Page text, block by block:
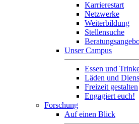
Karrierestart
Netzwerke
Weiterbildung
Stellensuche
Unser Campus
Essen und
Läden und
Freizeit gestalten
Engagiert euch!
Forschung
Auf einen Blick